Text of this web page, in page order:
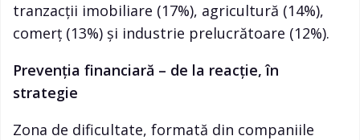
tranzacții imobiliare (17%), agricultură (14%),
comerț (13%) și industrie prelucrătoare (12%).
Prevenția financiară – de la reacție, în
strategie
Zona de dificultate, formată din companiile